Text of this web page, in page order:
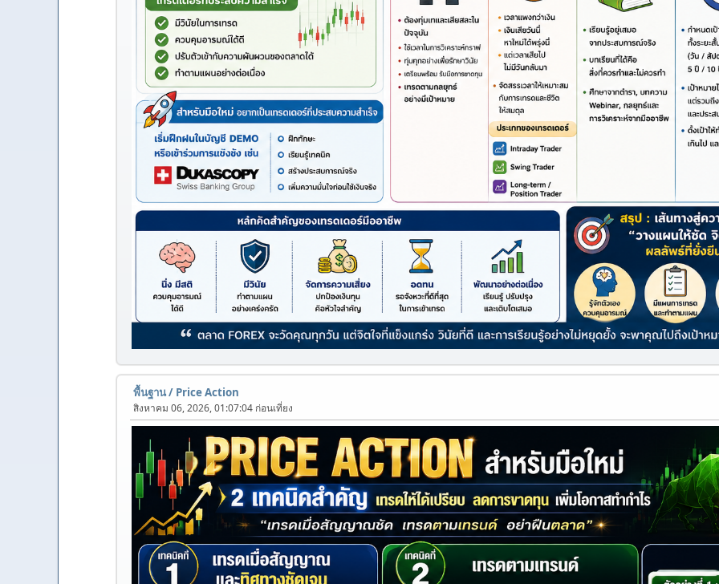
พื้นฐาน/ Price Action
สิงหาคม 06, 2026, 01:07:04 ก่อนเที่ยง